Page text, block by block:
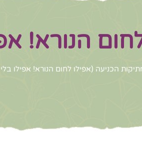
הנורא!
הכניעה (אפילו לחום הנורא! אפילו